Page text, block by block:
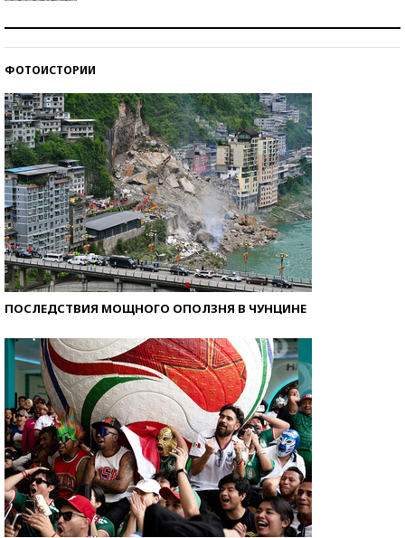
ФОТОИСТОРИИ
ПОСЛЕДСТВИЯ МОЩНОГО ОПОЛЗНЯ В ЧУНЦИНЕ